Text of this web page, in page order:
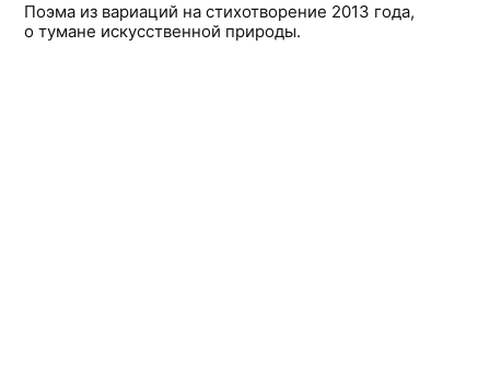
Поэма из вариаций на стихотворение 2013 года,
о тумане искусственной природы.